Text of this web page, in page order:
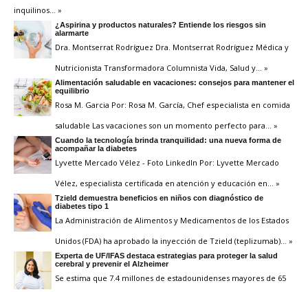
inquilinos … »
¿Aspirina y productos naturales? Entiende los riesgos sin
alarmarte
Dra. Montserrat Rodríguez Dra. Montserrat Rodríguez Médica y
Nutricionista Transformadora Columnista Vida, Salud y … »
Alimentación saludable en vacaciones: consejos para mantener el
equilibrio
Rosa M. Garcia Por: Rosa M. García, Chef especialista en comida
saludable Las vacaciones son un momento perfecto para … »
Cuando la tecnología brinda tranquilidad: una nueva forma de
acompañar la diabetes
Lyvette Mercado Vélez - Foto LinkedIn Por: Lyvette Mercado
Vélez, especialista certificada en atención y educación en … »
Tzield demuestra beneficios en niños con diagnóstico de
diabetes tipo 1
La Administración de Alimentos y Medicamentos de los Estados
Unidos (FDA) ha aprobado la inyección de Tzield (teplizumab) … »
Experta de UF/IFAS destaca estrategias para proteger la salud
cerebral y prevenir el Alzheimer
Se estima que 7.4 millones de estadounidenses mayores de 65